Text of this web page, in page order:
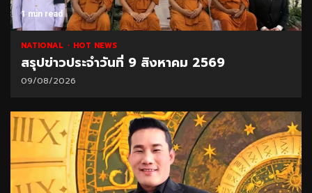
1 min read
NATIONAL HOT NEWS
สรุปข่าวประจำวันที่ 9 สิงหาคม 2569
09/08/2026